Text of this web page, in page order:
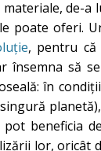
de-a
poate oferi.
, pentru
însemna să
în
beneficia
lor, oricât